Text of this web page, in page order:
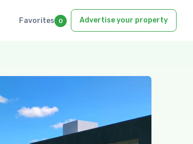
Favorites 0 Advertise your property